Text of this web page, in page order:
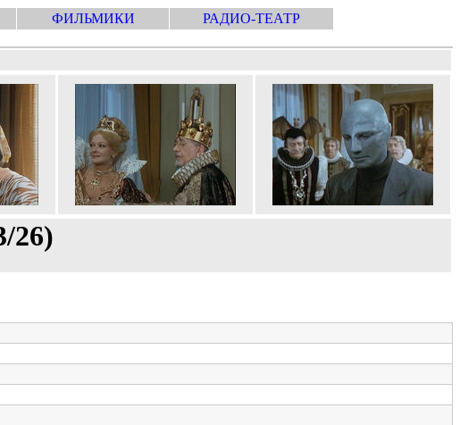
ФИЛЬМИКИ РАДИО-ТЕАТР
26)